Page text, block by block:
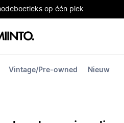
op één plek
Vintage/Pre-owned Nieuw